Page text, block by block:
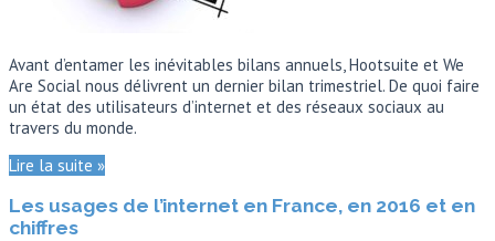
Avant d’entamer les inévitables bilans annuels, Hootsuite et We
Are Social nous délivrent un dernier bilan trimestriel. De quoi faire
un état des utilisateurs d’internet et des réseaux sociaux au
travers du monde.
Lire la suite »
Les usages de l’internet en France, en 2016 et en
chiffres